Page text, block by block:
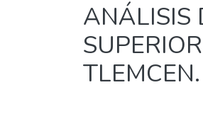
ANÁLISIS
TLEMCEN.